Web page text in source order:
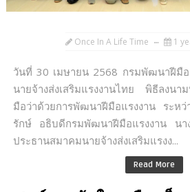
Once In A Life Time 1
วันที่ 30 เมษายน 2568 กรมพัฒนาฝีมื
นายจ้างส่งเสริมแรงงานไทย พิธีลงนา
มือว่าด้วยการพัฒนาฝีมือแรงงาน ระห
รักษ์ อธิบดีกรมพัฒนาฝีมือแรงงาน น
ประธานสมาคมนายจ้างส่งเสริมแรงง...
Read More